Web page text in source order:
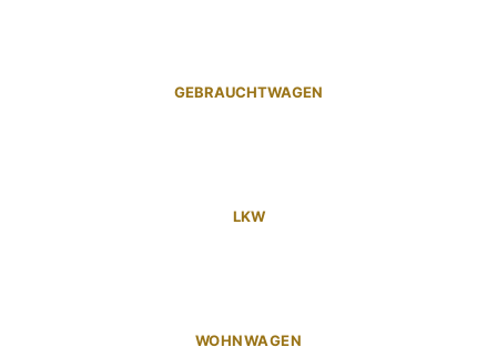
GEBRAUCHTWAGEN
LKW
WOHNWAGEN